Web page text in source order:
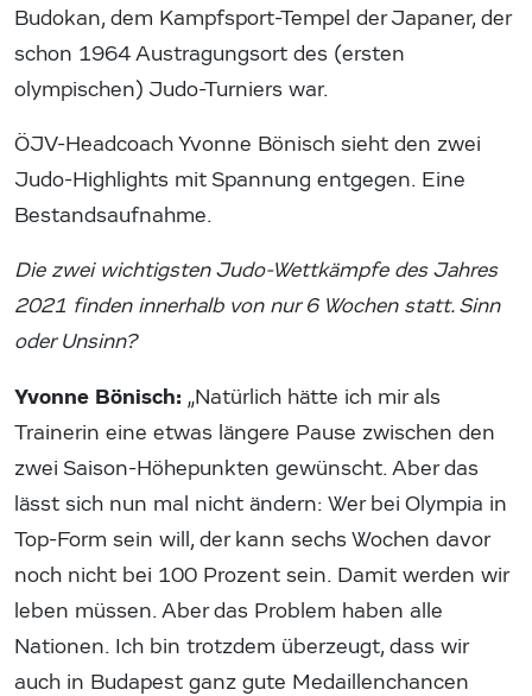
Budokan, dem Kampfsport-Tempel der Japaner, der
schon 1964 Austragungsort des (ersten
olympischen) Judo-Turniers war.
ÖJV-Headcoach Yvonne Bönisch sieht den zwei
Judo-Highlights mit Spannung entgegen. Eine
Bestandsaufnahme.
Die zwei wichtigsten Judo-Wettkämpfe des Jahres
2021 finden innerhalb von nur 6 Wochen statt. Sinn
oder Unsinn?
Yvonne Bönisch: „Natürlich hätte ich mir als
Trainerin eine etwas längere Pause zwischen den
zwei Saison-Höhepunkten gewünscht. Aber das
lässt sich nun mal nicht ändern: Wer bei Olympia in
Top-Form sein will, der kann sechs Wochen davor
noch nicht bei 100 Prozent sein. Damit werden wir
leben müssen. Aber das Problem haben alle
Nationen. Ich bin trotzdem überzeugt, dass wir
auch in Budapest ganz gute Medaillenchancen